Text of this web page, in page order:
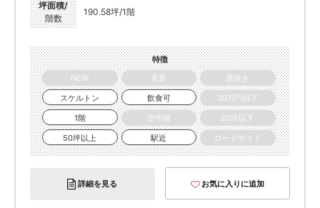
坪面積/
階数
190.58坪/1階
特徴
NEW
更新
居抜き
スケルトン
飲食可
30万円以下
1階
空中階
20坪以下
50坪以上
駅近 ロードサイド
詳細を見る お気に入りに追加